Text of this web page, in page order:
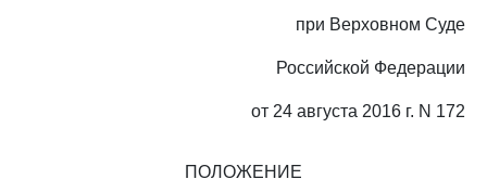
при Верховном Суде
Российской Федерации
от 24 августа 2016 г. N 172
ПОЛОЖЕНИЕ